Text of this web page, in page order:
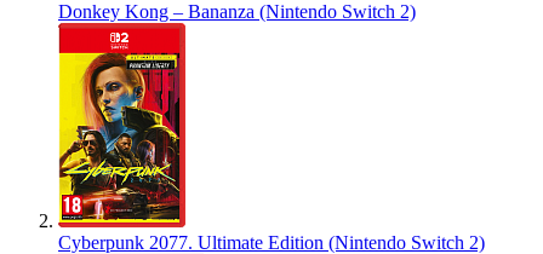
Donkey Kong – Bananza (Nintendo Switch 2)
Cyberpunk 2077. Ultimate Edition (Nintendo Switch 2)